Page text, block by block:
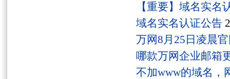
【重要】域名实名
域名实名认证公告
万网8月25日凌晨
哪款万网企业邮箱
不加www的域名，